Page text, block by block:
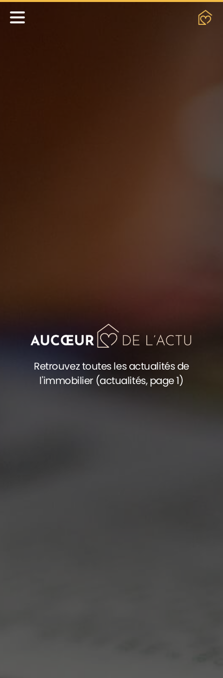
Retrouvez toutes les actualités de
l'immobilier (actualités, page 1)